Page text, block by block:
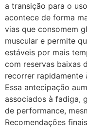
a transição para o
acontece de forma
vias que consomem
muscular e permite
estáveis por mais
com reservas baixas
recorrer rapidamente
Essa antecipação
associados à fadiga,
de performance,
Recomendações